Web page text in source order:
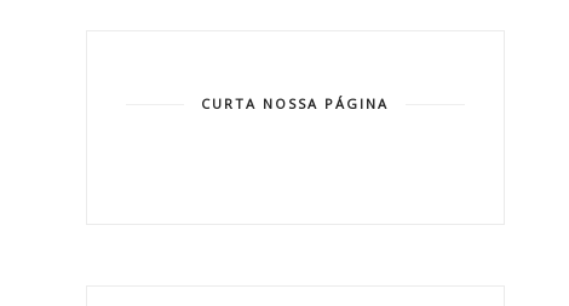
CURTA NOSSA PÁGINA